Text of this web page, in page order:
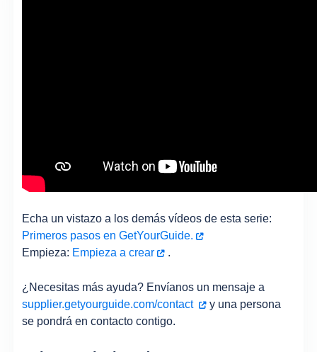
Echa un vistazo a los demás vídeos de esta serie:
Primeros pasos en GetYourGuide.
Empieza: Empieza a crear .
¿Necesitas más ayuda? Envíanos un mensaje a
supplier.getyourguide.com/contact
y una persona
se pondrá en contacto contigo.